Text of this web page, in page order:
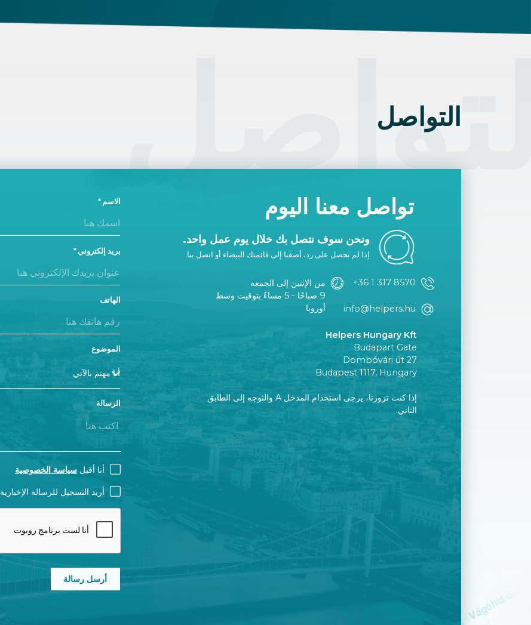
التواصل
تواصل معنا اليوم
ونحن سوف نتصل بك خلال يوم عمل واحد.
إذا لم تحصل على رد، أضفنا إلى قائمتك البيضاء أو اتصل بنا.
+36 1 317 8570
info@helpers.hu
من الإثنين إلى الجمعة
9 صباحًا - 5 مساءً بتوقيت وسط
أوروبا
Helpers Hungary Kft
Budapart Gate
Dombóvári út 27
Budapest 1117, Hungary
إذا كنت تزورنا، يرجى استخدام المدخل A والتوجه إلى الطابق
الثاني.
الاسم
بريد إلكتروني
الهاتف
الموضوع
الرسالة
CONSENT
أنا أقبل سياسة الخصوصية
NEWSLETTER
أريد التسجيل للرسالة الإخبارية